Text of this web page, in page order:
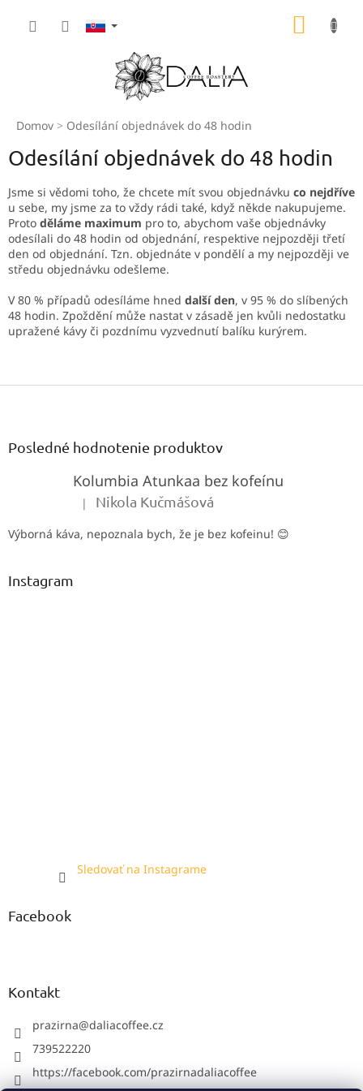
Domov Odesílání objednávek do 48 hodin
Odesílání objednávek do 48 hodin
Jsme si vědomi toho, že chcete mít svou objednávku co nejdříve
u sebe, my jsme za to vždy rádi také, když někde nakupujeme.
Proto děláme maximum pro to, abychom vaše objednávky
odesílali do 48 hodin od objednání, respektive nejpozději třetí
den od objednání. Tzn. objednáte v pondělí a my nejpozději ve
středu objednávku odešleme.
V 80 % případů odesíláme hned další den, v 95 % do slíbených
48 hodin. Zpoždění může nastat v zásadě jen kvůli nedostatku
upražené kávy či pozdnímu vyzvednutí balíku kurýrem.
Z
Posledné hodnotenie produktov
Kolumbia Atunkaa bez kofeínu
Hodnotenie produktu je 5 z 5 hviezdičiek.
| Nikola Kučmášová
Výborná káva, nepoznala bych, že je bez kofeinu! 😊
Instagram
Sledovať na Instagrame
Facebook
Kontakt
prazirna@daliacoffee.cz
739522220
https://facebook.com/prazirnadaliacoffee